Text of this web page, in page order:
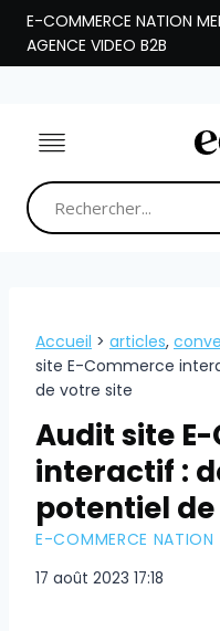
Aller
contenu
E-COMMERCE NATION
AGENCE VIDEO B2B
Accueil > articles,
site E-Commerce
de votre site
Audit site
interactif :
potentiel
E-COMMERCE NATION
17 août 2023 17:18